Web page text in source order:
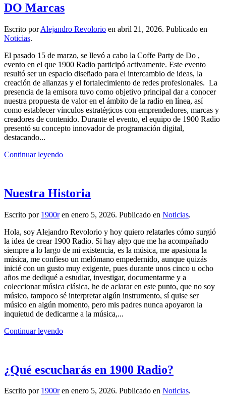
DO Marcas
Escrito porAlejandro Revolorio en abril 21, 2026. Publicado en
Noticias.
El pasado 15 de marzo, se llevó a cabo la Coffe Party de Do ,
evento en el que 1900 Radio participó activamente. Este evento
resultó ser un espacio diseñado para el intercambio de ideas, la
creación de alianzas y el fortalecimiento de redes profesionales. La
presencia de la emisora tuvo como objetivo principal dar a conocer
nuestra propuesta de valor en el ámbito de la radio en línea, así
como establecer vínculos estratégicos con emprendedores, marcas y
creadores de contenido. Durante el evento, el equipo de 1900 Radio
presentó su concepto innovador de programación digital,
destacando...
Continuar leyendo
Nuestra Historia
Escrito por 1900ren enero 5, 2026. Publicado en Noticias.
Hola, soy Alejandro Revolorio y hoy quiero relatarles cómo surgió
la idea de crear 1900 Radio. Si hay algo que me ha acompañado
siempre a lo largo de mi existencia, es la música, me apasiona la
música, me confieso un melómano empedernido, aunque quizás
inicié con un gusto muy exigente, pues durante unos cinco u ocho
años me dediqué a estudiar, investigar, documentarme y a
coleccionar música clásica, he de aclarar en este punto, que no soy
músico, tampoco sé interpretar algún instrumento, sí quise ser
músico en algún momento, pero mis padres nunca apoyaron la
inquietud de dedicarme a la música,...
Continuar leyendo
¿Qué escucharás en 1900 Radio?
Escrito por 1900ren enero 5, 2026. Publicado en Noticias.